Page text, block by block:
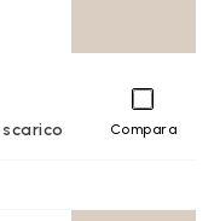
Compara